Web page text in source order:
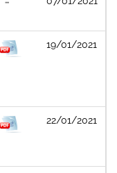
19/01/2021
22/01/2021